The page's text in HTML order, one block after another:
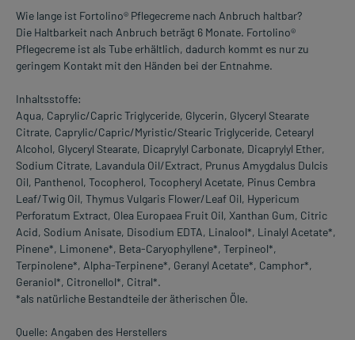
Wie lange ist Fortolino® Pflegecreme nach Anbruch haltbar?
Die Haltbarkeit nach Anbruch beträgt 6 Monate. Fortolino®
Pflegecreme ist als Tube erhältlich, dadurch kommt es nur zu
geringem Kontakt mit den Händen bei der Entnahme.
Inhaltsstoffe:
Aqua, Caprylic/Capric Triglyceride, Glycerin, Glyceryl Stearate
Citrate, Caprylic/Capric/Myristic/Stearic Triglyceride, Cetearyl
Alcohol, Glyceryl Stearate, Dicaprylyl Carbonate, Dicaprylyl Ether,
Sodium Citrate, Lavandula Oil/Extract, Prunus Amygdalus Dulcis
Oil, Panthenol, Tocopherol, Tocopheryl Acetate, Pinus Cembra
Leaf/Twig Oil, Thymus Vulgaris Flower/Leaf Oil, Hypericum
Perforatum Extract, Olea Europaea Fruit Oil, Xanthan Gum, Citric
Acid, Sodium Anisate, Disodium EDTA, Linalool*, Linalyl Acetate*,
Pinene*, Limonene*, Beta-Caryophyllene*, Terpineol*,
Terpinolene*, Alpha-Terpinene*, Geranyl Acetate*, Camphor*,
Geraniol*, Citronellol*, Citral*.
*als natürliche Bestandteile der ätherischen Öle.
Quelle: Angaben des Herstellers